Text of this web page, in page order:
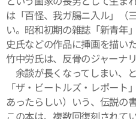
は「百怪、我ガ腸ニ入ル」（
い。昭和初期の雑誌「新青年
史氏などの作品に挿画を描い
竹中労氏は、反骨のジャーナ
余談が長くなってしまい、
「ザ・ビートルズ・レポー
あったらしい）いう、伝説の
この本は、複数回復刻されて